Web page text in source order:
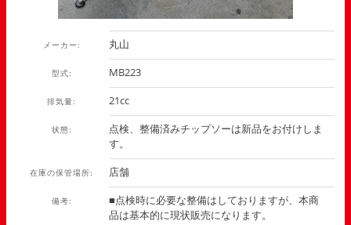
メーカー: 丸山
型式: MB223
排気量: 21cc
状態:
点検、整備済みチップソーは新品をお付けしま
す。
在庫の保管場所: 店舗
備考:
■点検時に必要な整備はしておりますが、本商
品は基本的に現状販売になります。